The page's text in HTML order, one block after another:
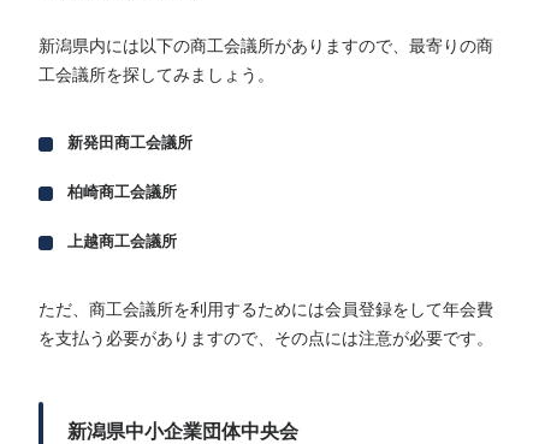
新潟県内には以下の商工会議所がありますので、最寄りの商
工会議所を探してみましょう。
新発田商工会議所
柏崎商工会議所
上越商工会議所
ただ、商工会議所を利用するためには会員登録をして年会費
を支払う必要がありますので、その点には注意が必要です。
新潟県中小企業団体中央会